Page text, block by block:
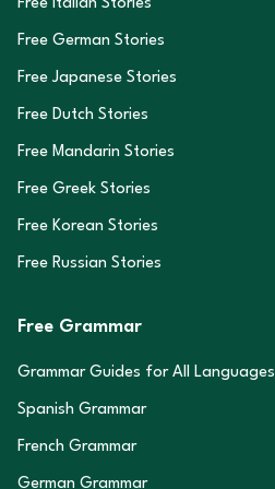
Free Italian Stories
Free German Stories
Free Japanese Stories
Free Dutch Stories
Free Mandarin Stories
Free Greek Stories
Free Korean Stories
Free Russian Stories
Free Grammar
Grammar Guides for All Languages
Spanish Grammar
French Grammar
German Grammar